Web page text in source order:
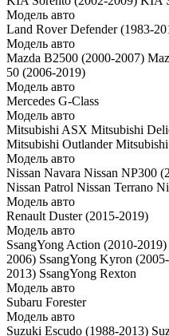
Модель авто
Land Rover Defender (1983-
Модель авто
Mazda B2500 (2000-2007)
50 (2006-2019)
Модель авто
Mercedes G-Class
Модель авто
Mitsubishi ASX Mitsubishi
Mitsubishi Outlander
Модель авто
Nissan Navara Nissan NP300
Nissan Patrol Nissan Terrano
Модель авто
Renault Duster (2015-2019)
Модель авто
SsangYong Action (2010-2019)
2006) SsangYong Kyron
2013) SsangYong Rexton
Модель авто
Subaru Forester
Модель авто
Suzuki Escudo (1988-2013)